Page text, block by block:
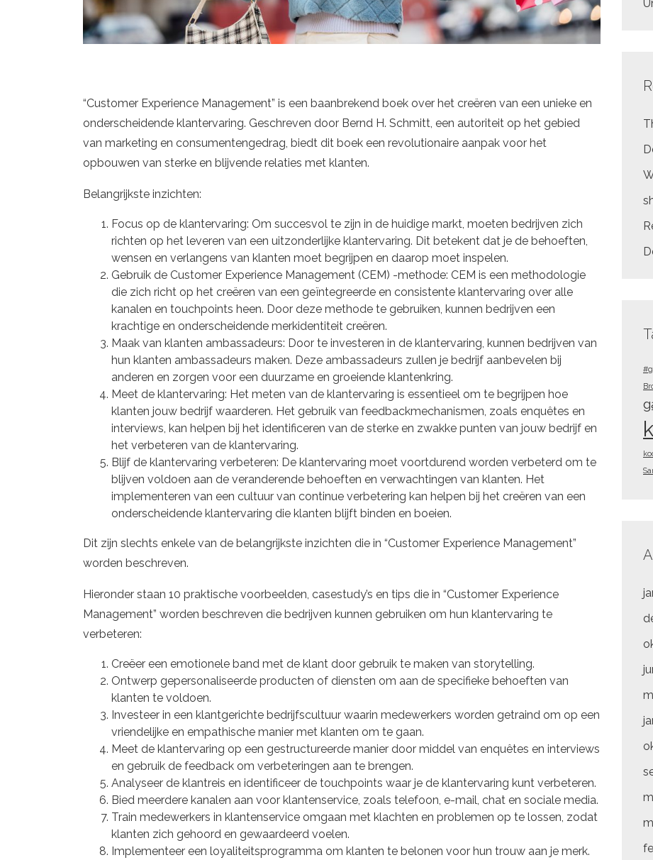
“Customer Experience Management” is een baanbrekend boek over het creëren van een unieke en
onderscheidende klantervaring. Geschreven door Bernd H. Schmitt, een autoriteit op het gebied
van marketing en consumentengedrag, biedt dit boek een revolutionaire aanpak voor het
opbouwen van sterke en blijvende relaties met klanten.
Belangrijkste inzichten:
Focus op de klantervaring: Om succesvol te zijn in de huidige markt, moeten bedrijven zich
richten op het leveren van een uitzonderlijke klantervaring. Dit betekent dat je de behoeften,
wensen en verlangens van klanten moet begrijpen en daarop moet inspelen.
Gebruik de Customer Experience Management (CEM) -methode: CEM is een methodologie
die zich richt op het creëren van een geïntegreerde en consistente klantervaring over alle
kanalen en touchpoints heen. Door deze methode te gebruiken, kunnen bedrijven een
krachtige en onderscheidende merkidentiteit creëren.
Maak van klanten ambassadeurs: Door te investeren in de klantervaring, kunnen bedrijven van
hun klanten ambassadeurs maken. Deze ambassadeurs zullen je bedrijf aanbevelen bij
anderen en zorgen voor een duurzame en groeiende klantenkring.
Meet de klantervaring: Het meten van de klantervaring is essentieel om te begrijpen hoe
klanten jouw bedrijf waarderen. Het gebruik van feedbackmechanismen, zoals enquêtes en
interviews, kan helpen bij het identificeren van de sterke en zwakke punten van jouw bedrijf en
het verbeteren van de klantervaring.
Blijf de klantervaring verbeteren: De klantervaring moet voortdurend worden verbeterd om te
blijven voldoen aan de veranderende behoeften en verwachtingen van klanten. Het
implementeren van een cultuur van continue verbetering kan helpen bij het creëren van een
onderscheidende klantervaring die klanten blijft binden en boeien.
Dit zijn slechts enkele van de belangrijkste inzichten die in “Customer Experience Management”
worden beschreven.
Hieronder staan 10 praktische voorbeelden, casestudy’s en tips die in “Customer Experience
Management” worden beschreven die bedrijven kunnen gebruiken om hun klantervaring te
verbeteren:
Creëer een emotionele band met de klant door gebruik te maken van storytelling.
Ontwerp gepersonaliseerde producten of diensten om aan de specifieke behoeften van
klanten te voldoen.
Investeer in een klantgerichte bedrijfscultuur waarin medewerkers worden getraind om op een
vriendelijke en empathische manier met klanten om te gaan.
Meet de klantervaring op een gestructureerde manier door middel van enquêtes en interviews
en gebruik de feedback om verbeteringen aan te brengen.
Analyseer de klantreis en identificeer de touchpoints waar je de klantervaring kunt verbeteren.
Bied meerdere kanalen aan voor klantenservice, zoals telefoon, e-mail, chat en sociale media.
Train medewerkers in klantenservice omgaan met klachten en problemen op te lossen, zodat
klanten zich gehoord en gewaardeerd voelen.
Implementeer een loyaliteitsprogramma om klanten te belonen voor hun trouw aan je merk.